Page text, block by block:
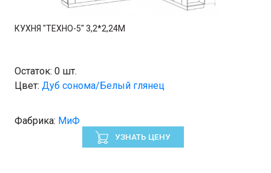
КУХНЯ "ТЕХНО-5" 3,2*2,24М
Остаток: 0 шт.
Цвет: Дуб сонома/Белый глянец
Фабрика: МиФ
УЗНАТЬ ЦЕНУ